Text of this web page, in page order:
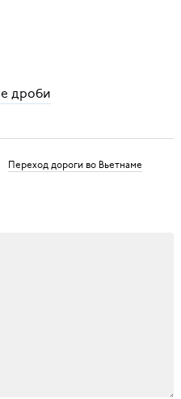
дроби
Переход дороги во Вьетнаме